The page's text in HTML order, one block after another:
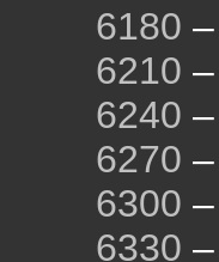
6180 –
6210 –
6240 –
6270 –
6300 –
6330 –